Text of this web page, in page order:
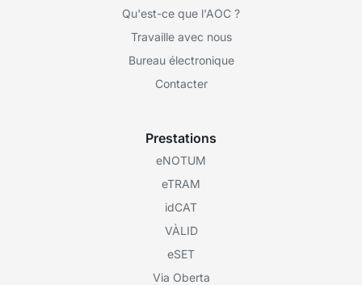
Qu'est-ce que l'AOC ?
Travaille avec nous
Bureau électronique
Contacter
Prestations
eNOTUM
eTRAM
idCAT
VÀLID
eSET
Via Oberta